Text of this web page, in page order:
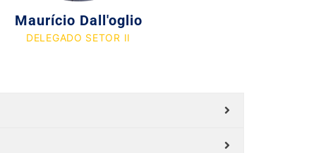
Maurício Dall'oglio
DELEGADO SETOR II